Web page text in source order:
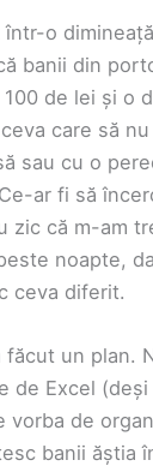
o
banii din
de lei și o
care să
sau cu o
ar fi să
zic că m-am
noapte,
ceva diferit.
făcut un plan.
de Excel
vorba de
banii ăștia